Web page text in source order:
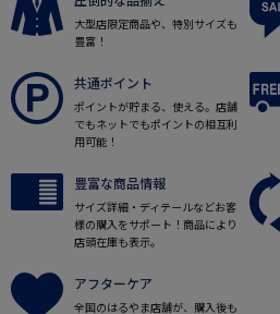
大型店限定商品や、特別サイズも
豊富！
共通ポイント
ポイントが貯まる、使える。店舗
でもネットでもポイントの相互利
用可能！
豊富な商品情報
サイズ詳細・ディテールなどお客
様の購入をサポート！商品により
店頭在庫も表示。
アフターケア
全国のはるやま店舗が、購入後も